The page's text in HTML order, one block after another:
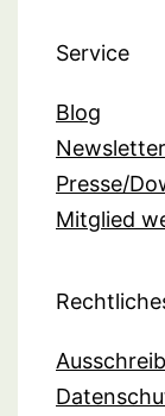
Service
Blog
Presse/
Mitglied